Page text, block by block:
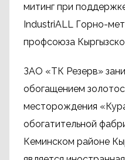
митинг при
IndustriALL Горно-
профсоюза
ЗАО «ТК Резерв»
обогащением
месторождения
обогатительной
Кеминском районе